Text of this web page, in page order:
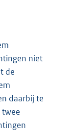
niet
de
daarbij te